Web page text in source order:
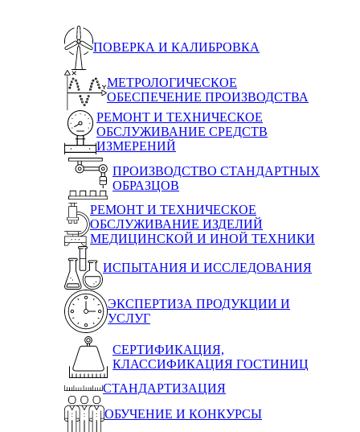
ПОВЕРКА И КАЛИБРОВКА
МЕТРОЛОГИЧЕСКОЕ
ОБЕСПЕЧЕНИЕ ПРОИЗВОДСТВА
РЕМОНТ И ТЕХНИЧЕСКОЕ
ОБСЛУЖИВАНИЕ СРЕДСТВ
ИЗМЕРЕНИЙ
ПРОИЗВОДСТВО СТАНДАРТНЫХ
ОБРАЗЦОВ
РЕМОНТ И ТЕХНИЧЕСКОЕ
ОБСЛУЖИВАНИЕ ИЗДЕЛИЙ
МЕДИЦИНСКОЙ И ИНОЙ ТЕХНИКИ
ИСПЫТАНИЯ И ИССЛЕДОВАНИЯ
ЭКСПЕРТИЗА ПРОДУКЦИИ И
УСЛУГ
СЕРТИФИКАЦИЯ,
КЛАССИФИКАЦИЯ ГОСТИНИЦ
СТАНДАРТИЗАЦИЯ
ОБУЧЕНИЕ И КОНКУРСЫ